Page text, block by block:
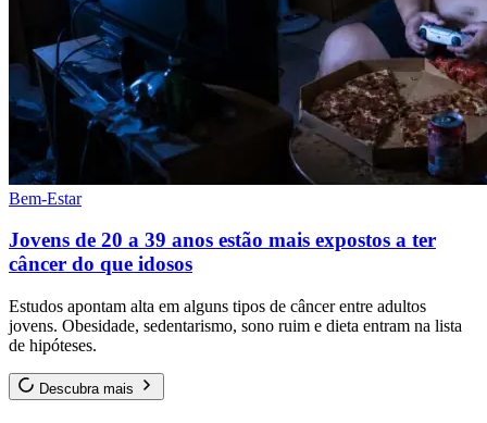
Bem-Estar
Jovens de 20 a 39 anos estão mais expostos a ter
câncer do que idosos
Estudos apontam alta em alguns tipos de câncer entre adultos
jovens. Obesidade, sedentarismo, sono ruim e dieta entram na lista
de hipóteses.
Descubra mais